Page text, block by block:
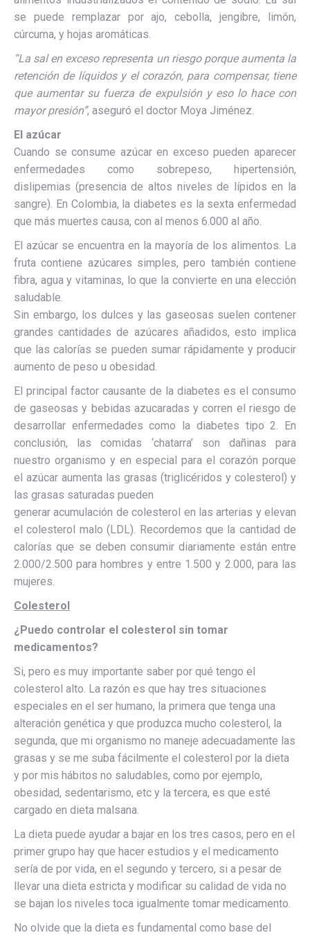
se puede remplazar por ajo, cebolla, jengibre, limón,
cúrcuma, y hojas aromáticas.
“La sal en exceso representa un riesgo porque aumenta la
retención de líquidos y el corazón, para compensar, tiene
que aumentar su fuerza de expulsión y eso lo hace con
mayor presión”, aseguró el doctor Moya Jiménez.
El azúcar
Cuando se consume azúcar en exceso pueden aparecer
enfermedades como sobrepeso, hipertensión,
dislipemias (presencia de altos niveles de lípidos en la
sangre). En Colombia, la diabetes es la sexta enfermedad
que más muertes causa, con al menos 6.000 al año.
El azúcar se encuentra en la mayoría de los alimentos. La
fruta contiene azúcares simples, pero también contiene
fibra, agua y vitaminas, lo que la convierte en una elección
saludable.
Sin embargo, los dulces y las gaseosas suelen contener
grandes cantidades de azúcares añadidos, esto implica
que las calorías se pueden sumar rápidamente y producir
aumento de peso u obesidad.
El principal factor causante de la diabetes es el consumo
de gaseosas y bebidas azucaradas y corren el riesgo de
desarrollar enfermedades como la diabetes tipo 2. En
conclusión, las comidas ‘chatarra’ son dañinas para
nuestro organismo y en especial para el corazón porque
el azúcar aumenta las grasas (triglicéridos y colesterol) y
las grasas saturadas pueden
generar acumulación de colesterol en las arterias y elevan
el colesterol malo (LDL). Recordemos que la cantidad de
calorías que se deben consumir diariamente están entre
2.000/2.500 para hombres y entre 1.500 y 2.000, para las
mujeres.
Colesterol
¿Puedo controlar el colesterol sin tomar
medicamentos?
Si, pero es muy importante saber por qué tengo el
colesterol alto. La razón es que hay tres situaciones
especiales en el ser humano, la primera que tenga una
alteración genética y que produzca mucho colesterol, la
segunda, que mi organismo no maneje adecuadamente las
grasas y se me suba fácilmente el colesterol por la dieta
y por mis hábitos no saludables, como por ejemplo,
obesidad, sedentarismo, etc y la tercera, es que esté
cargado en dieta malsana.
La dieta puede ayudar a bajar en los tres casos, pero en el
primer grupo hay que hacer estudios y el medicamento
sería de por vida, en el segundo y tercero, si a pesar de
llevar una dieta estricta y modificar su calidad de vida no
se bajan los niveles toca igualmente tomar medicamento.
No olvide que la dieta es fundamental como base del